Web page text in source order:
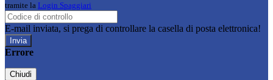
tramite la Login Spaggiari
E-mail inviata, si prega di controllare la casella di posta elettronica!
Errore
Chiudi